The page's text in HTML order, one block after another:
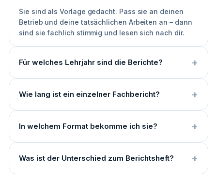
Sie sind als Vorlage gedacht. Pass sie an deinen
Betrieb und deine tatsächlichen Arbeiten an – dann
sind sie fachlich stimmig und lesen sich nach dir.
Für welches Lehrjahr sind die Berichte?
Wie lang ist ein einzelner Fachbericht?
In welchem Format bekomme ich sie?
Was ist der Unterschied zum Berichtsheft?